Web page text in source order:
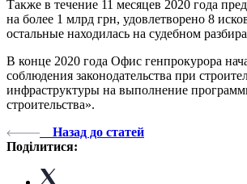
Также в течение 11 месяцев 2020 года
на более 1 млрд грн, удовлетворено 8
остальные находилась на судебном
В конце 2020 года Офис генпрокурора
соблюдения законодательства при
инфраструктуры на выполнение
строительства».
Назад до статей
Поділитися: